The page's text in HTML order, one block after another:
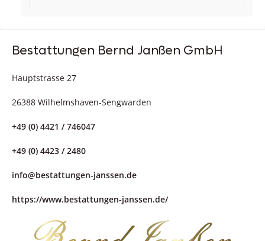
Bestattungen Bernd Janßen GmbH
Hauptstrasse 27
26388 Wilhelmshaven-Sengwarden
+49 (0) 4421 / 746047
+49 (0) 4423 / 2480
info@bestattungen-janssen.de
https://www.bestattungen-janssen.de/